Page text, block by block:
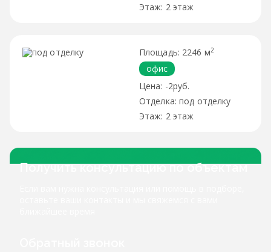
2 этаж
2246 м2
офис
-2руб.
под отделку
2 этаж
Получить консультацию по объектам